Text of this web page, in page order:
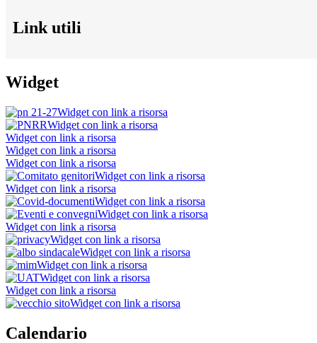
Link utili
Widget
Widget con link a risorsa
Widget con link a risorsa
Widget con link a risorsa
Widget con link a risorsa
Widget con link a risorsa
Widget con link a risorsa
Widget con link a risorsa
Widget con link a risorsa
Widget con link a risorsa
Widget con link a risorsa
Widget con link a risorsa
Widget con link a risorsa
Widget con link a risorsa
Widget con link a risorsa
Widget con link a risorsa
Widget con link a risorsa
Calendario